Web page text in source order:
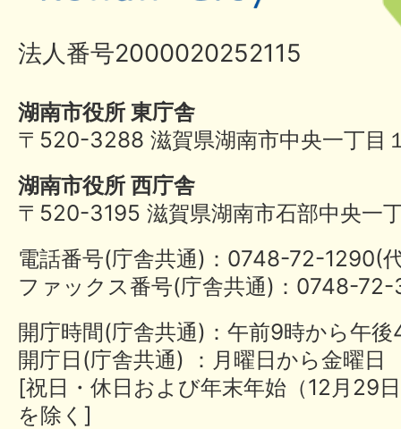
法人番号2000020252115
湖南市役所 東庁舎
〒520-3288 滋賀県湖南市中央一丁目
湖南市役所 西庁舎
〒520-3195 滋賀県湖南市石部中央一
電話番号(庁舎共通)：0748-72-
ファックス番号(庁舎共通)：0748-
開庁時間(庁舎共通)：午前9時から午
開庁日(庁舎共通) ：月曜日から金曜日
[祝日・休日および年末年始（12月29
を除く]